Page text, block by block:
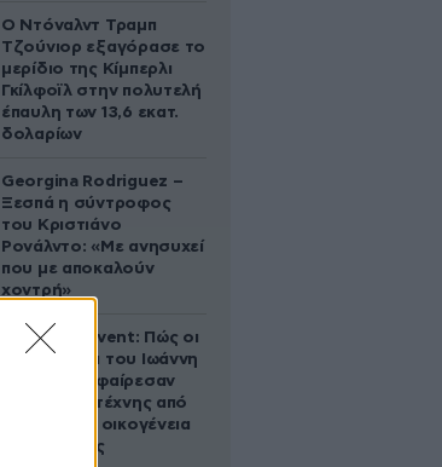
Ο Ντόναλντ Τραμπ
Τζούνιορ εξαγόρασε το
μερίδιο της Κίμπερλι
Γκίλφοϊλ στην πολυτελή
έπαυλη των 13,6 εκατ.
δολαρίων
Georgina Rodriguez –
Ξεσπά η σύντροφος
του Κριστιάνο
Ρονάλντο: «Με ανησυχεί
που με αποκαλούν
χοντρή»
Παλάτι Marivent: Πώς οι
κληρονόμοι του Ιωάννη
Σαριδάκη αφαίρεσαν
1.300 έργα τέχνης από
τη βασιλική οικογένεια
της Ισπανίας